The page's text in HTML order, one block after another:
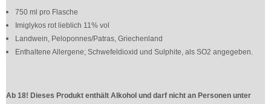
750 ml pro Flasche
Imiglykos rot lieblich 11% vol
Landwein, Peloponnes/Patras, Griechenland
Enthaltene Allergene; Schwefeldioxid und Sulphite, als SO2 angegeben.
Ab 18! Dieses Produkt enthält Alkohol und darf nicht an Personen unter